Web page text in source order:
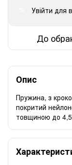
Увійти для
До
Опис
Пружина, з
покритий
товщиною до